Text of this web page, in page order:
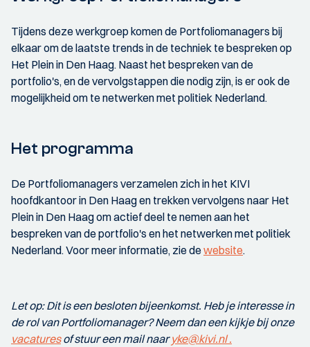
Tijdens deze werkgroep komen de Portfoliomanagers bij
elkaar om de laatste trends in de techniek te bespreken op
Het Plein in Den Haag. Naast het bespreken van de
portfolio's, en de vervolgstappen die nodig zijn, is er ook de
mogelijkheid om te netwerken met politiek Nederland.
Het programma
De Portfoliomanagers verzamelen zich in het KIVI
hoofdkantoor in Den Haag en trekken vervolgens naar Het
Plein in Den Haag om actief deel te nemen aan het
bespreken van de portfolio's en het netwerken met politiek
Nederland. Voor meer informatie, zie dewebsite.
Let op: Dit is een besloten bijeenkomst. Heb je interesse in
de rol van Portfoliomanager? Neem dan een kijkje bij onze
vacaturesof stuur een mail naaryke@kivi.nl .